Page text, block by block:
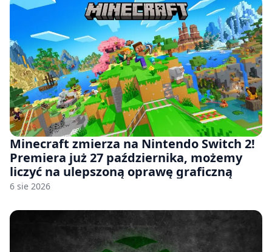
Minecraft zmierza na Nintendo Switch 2!
Premiera już 27 października, możemy
liczyć na ulepszoną oprawę graficzną
6 sie 2026